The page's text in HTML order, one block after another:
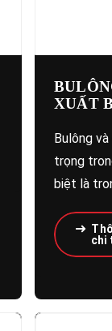
XUẤT
Bulông
trọng
biệt là
chi